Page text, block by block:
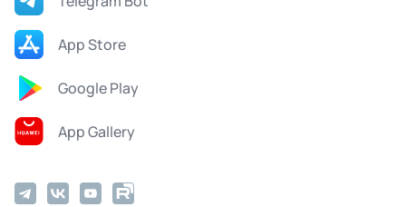
App Store
Google Play
App Gallery